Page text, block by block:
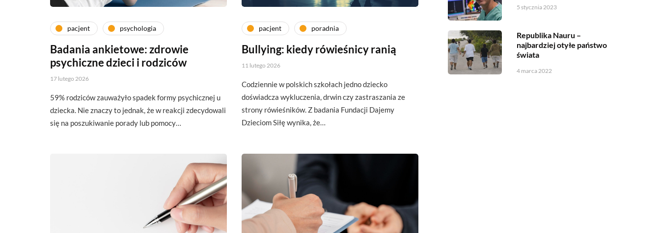
pacjent psychologia
Badania ankietowe: zdrowie
psychiczne dzieci i rodziców
17 lutego 2026
59% rodziców zauważyło spadek formy psychicznej u
dziecka. Nie znaczy to jednak, że w reakcji zdecydowali
się na poszukiwanie porady lub pomocy…
pacjent poradnia
Bullying: kiedy rówieśnicy ranią
11 lutego 2026
Codziennie w polskich szkołach jedno dziecko
doświadcza wykluczenia, drwin czy zastraszania ze
strony rówieśników. Z badania Fundacji Dajemy
Dzieciom Siłę wynika, że…
5 stycznia 2023
Republika Nauru –
najbardziej otyłe państwo
świata
4 marca 2022